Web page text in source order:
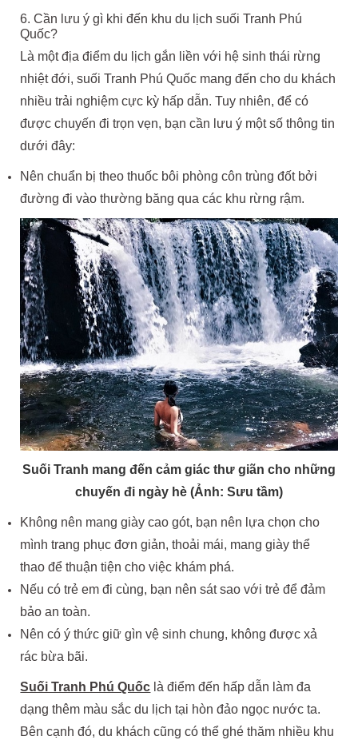
6. Cần lưu ý gì khi đến khu du lịch suối Tranh Phú
Quốc?
Là một địa điểm du lịch gắn liền với hệ sinh thái rừng
nhiệt đới, suối Tranh Phú Quốc mang đến cho du khách
nhiều trải nghiệm cực kỳ hấp dẫn. Tuy nhiên, để có
được chuyến đi trọn vẹn, bạn cần lưu ý một số thông tin
dưới đây:
Nên chuẩn bị theo thuốc bôi phòng côn trùng đốt bởi
đường đi vào thường băng qua các khu rừng rậm.
Suối Tranh mang đến cảm giác thư giãn cho những
chuyến đi ngày hè (Ảnh: Sưu tầm)
Không nên mang giày cao gót, bạn nên lựa chọn cho
mình trang phục đơn giản, thoải mái, mang giày thể
thao để thuận tiện cho việc khám phá.
Nếu có trẻ em đi cùng, bạn nên sát sao với trẻ để đảm
bảo an toàn.
Nên có ý thức giữ gìn vệ sinh chung, không được xả
rác bừa bãi.
Suối Tranh Phú Quốc là điểm đến hấp dẫn làm đa
dạng thêm màu sắc du lịch tại hòn đảo ngọc nước ta.
Bên cạnh đó, du khách cũng có thể ghé thăm nhiều khu